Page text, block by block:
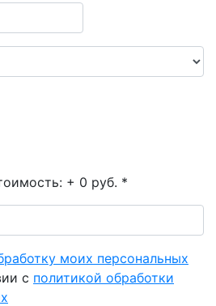
+ 0 руб. *
моих персональных
с политикой обработки